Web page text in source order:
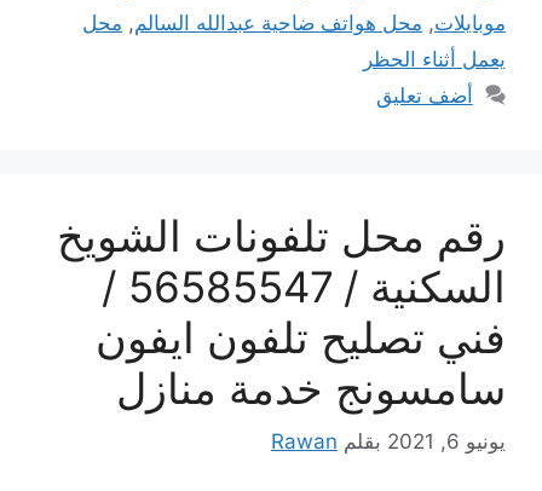
موبايلات, محل هواتف ضاحية عبدالله السالم, محل
يعمل أثناء الحظر
أضف تعليق
رقم محل تلفونات الشويخ
السكنية / 56585547 /
فني تصليح تلفون ايفون
سامسونج خدمة منازل
يونيو 6, 2021 بقلم Rawan